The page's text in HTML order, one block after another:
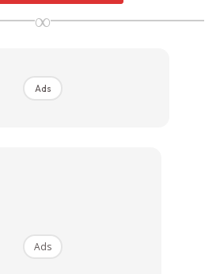
masih meminta wang
menyiapkan kerja-kerja.
∞
Ads
Ads